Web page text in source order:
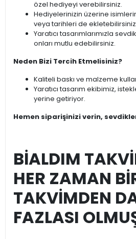
özel hediyeyi verebilirsiniz.
Hediyelerinizin üzerine
veya tarihleri de
Yaratıcı tasarımlarımızla
onları mutlu edebilirsiniz.
Neden Bizi Tercih Etmelisiniz?
Kaliteli baskı ve malzeme
Yaratıcı tasarım ekibimiz,
yerine getiriyor.
Hemen siparişinizi verin,
BİALDIM
HER ZAMAN
TAKVİMDEN
FAZLASI